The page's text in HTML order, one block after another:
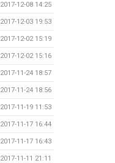
2017-12-08 14:25
2017-12-03 19:53
2017-12-02 15:19
2017-12-02 15:16
2017-11-24 18:57
2017-11-24 18:56
2017-11-19 11:53
2017-11-17 16:44
2017-11-17 16:43
2017-11-11 21:11